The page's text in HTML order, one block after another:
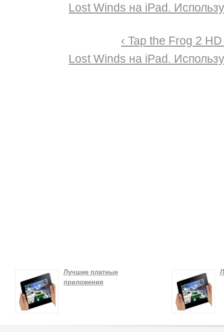
Lost Winds на iPad.
‹ Tap the Frog 2
Lost Winds на iPad.
Лучшие платные
приложения